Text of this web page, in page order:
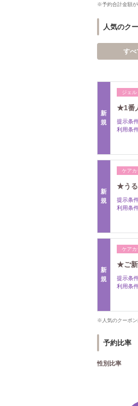
※予約合計金額が
人気のク
すべ
新
規
ジェル
★1番
提示条件
利用条件
新
規
ケアカ
★うる
提示条件
利用条件
新
規
ケアカ
★ご新
提示条件
利用条件
※人気のクーポン
予約比率
性別比率